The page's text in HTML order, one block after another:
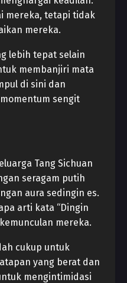
mereka, tetapi tidak
mereka.
lebih tepat selain
membanjiri mata
di sini dan
sengit
Tang Sichuan
seragam putih
aura sedingin es.
arti kata “Dingin
mereka.
cukup untuk
yang berat dan
mengintimidasi